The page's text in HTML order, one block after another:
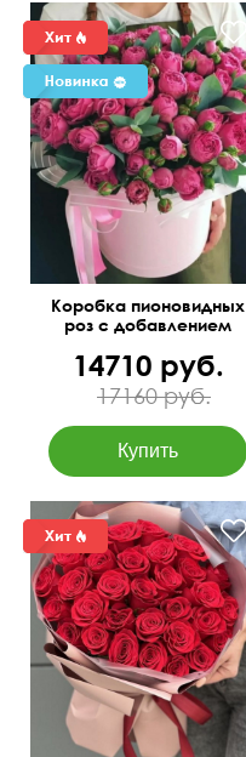
Коробка пионовидных
роз с добавлением
14710 руб.
17160 руб.